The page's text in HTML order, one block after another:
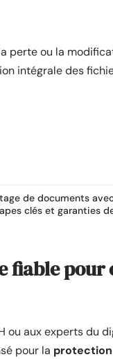
perte ou la
intégrale des
de documents
clés et garanties
fiable pour
ou aux experts du
pour la